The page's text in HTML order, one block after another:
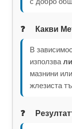
Какви
В
използва
мазнини или
жлезиста